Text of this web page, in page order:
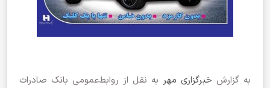
به گزارش خبرگزاری مهر به نقل از روابط‌عمومی بانک صادرات